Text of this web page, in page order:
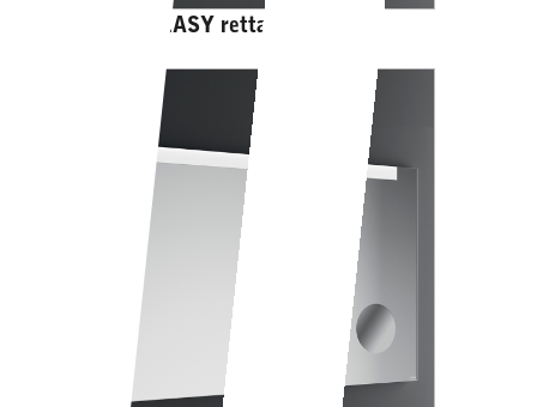
PORTOLE EASY rettangolare